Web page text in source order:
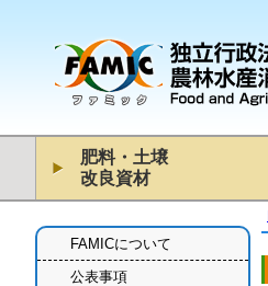
肥料・土壌
改良資材
FAMICについて
公表事項